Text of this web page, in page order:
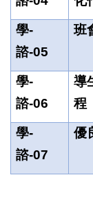
學-
諮-05
班
學-
諮-06
導
程
學-
諮-07
優